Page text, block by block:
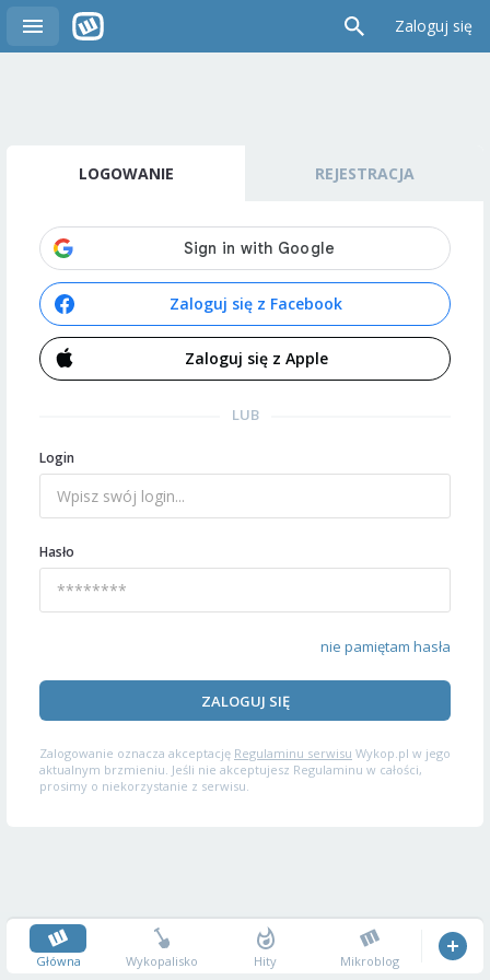
Zaloguj się
LOGOWANIE REJESTRACJA
Zaloguj się z Facebook
Zaloguj się z Apple
LUB
Login
Hasło
nie pamiętam hasła
ZALOGUJ SIĘ
Zalogowanie oznacza akceptację Regulaminu serwisu Wykop.pl w jego
aktualnym brzmieniu. Jeśli nie akceptujesz Regulaminu w całości,
prosimy o niekorzystanie z serwisu.
Główna Wykopalisko Hity Mikroblog